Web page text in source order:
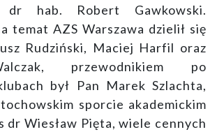
hab. Robert Gawkowski.
temat AZS Warszawa dzielił się
Rudziński, Maciej Harfil oraz
przewodnikiem po
był Pan Marek Szlachta,
sporcie akademickim
dr Wiesław Pięta, wiele cennych